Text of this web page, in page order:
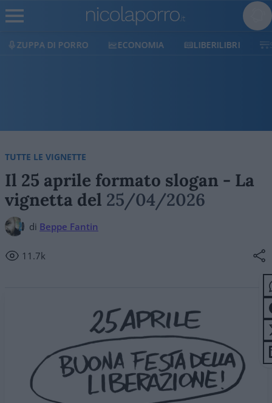
ECONOMIA LIBERILIBRI SHOP SOSTIENICI
TUTTE LE VIGNETTE
Il 25 aprile formato slogan - La
vignetta del 25/04/2026
di Beppe Fantin
11.7k